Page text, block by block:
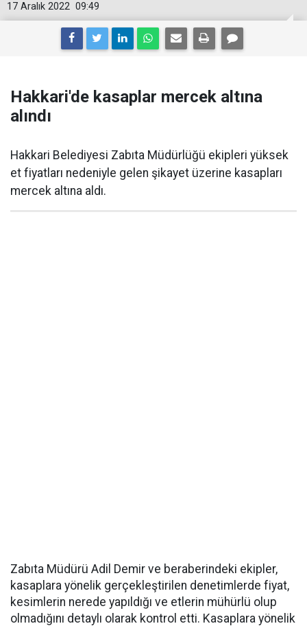
09:49
17 Aralık 2022
Hakkari'de kasaplar mercek altına
alındı
Hakkari Belediyesi Zabıta Müdürlüğü ekipleri yüksek
et fiyatları nedeniyle gelen şikayet üzerine kasapları
mercek altına aldı.
Zabıta Müdürü Adil Demir ve beraberindeki ekipler,
kasaplara yönelik gerçekleştirilen denetimlerde fiyat,
kesimlerin nerede yapıldığı ve etlerin mühürlü olup
olmadığını detaylı olarak kontrol etti. Kasaplara yönelik